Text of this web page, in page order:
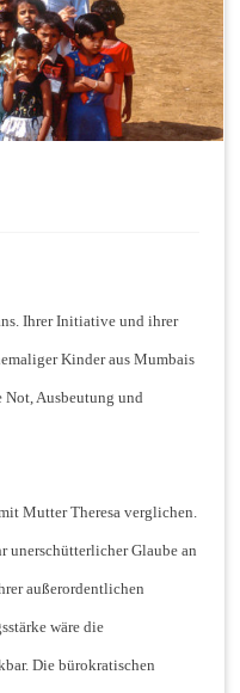
Ihrer Initiative und ihrer
Kinder aus Mumbais
Not, Ausbeutung und
Mutter Theresa verglichen.
unerschütterlicher Glaube an
außerordentlichen
wäre die
Die bürokratischen